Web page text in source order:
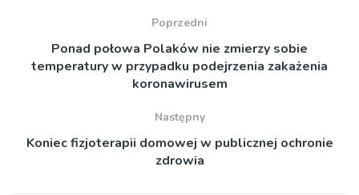
Poprzedni
Ponad połowa Polaków nie zmierzy sobie
temperatury w przypadku podejrzenia zakażenia
koronawirusem
Następny
Koniec fizjoterapii domowej w publicznej ochronie
zdrowia